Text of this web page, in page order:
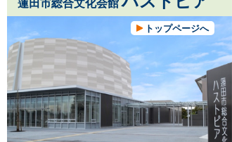
蓮田市総合文化会館
トップページへ